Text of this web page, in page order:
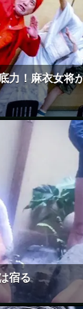
力！麻衣女将
宿る